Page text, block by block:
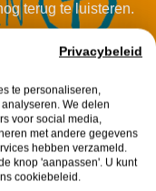
terug te luisteren.
Privacybeleid
te personaliseren,
We delen
voor social media,
met andere gegevens
hebben verzameld.
knop 'aanpassen'. U kunt
cookiebeleid.